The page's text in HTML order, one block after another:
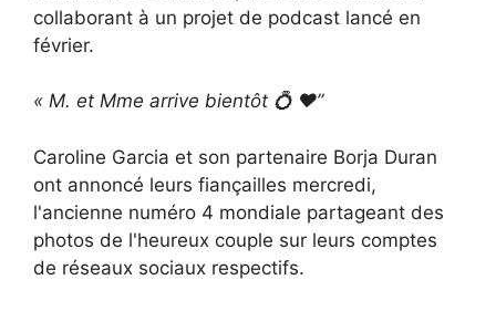
collaborant à un projet de podcast lancé en
février.
« M. et Mme arrive bientôt 💍 ❤️”
Caroline Garcia et son partenaire Borja Duran
ont annoncé leurs fiançailles mercredi,
l'ancienne numéro 4 mondiale partageant des
photos de l'heureux couple sur leurs comptes
de réseaux sociaux respectifs.